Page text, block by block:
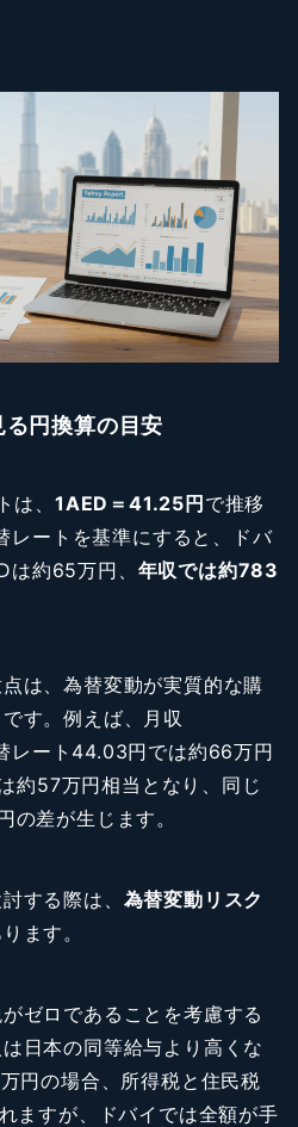
円換算の目安
、 1AED＝41.25円で推移
レートを基準にすると、ドバ
約65万円、 年収では約783
は、為替変動が実質的な購
す。例えば、月収
レート44.03円では約66万円
約57万円相当となり、同じ
の差が生じます。
する際は、 為替変動リスク
ます。
ゼロであることを考慮する
日本の同等給与より高くな
円の場合、所得税と住民税
ますが、ドバイでは全額が手